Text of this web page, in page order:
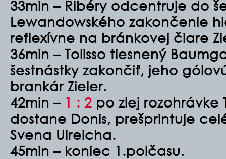
33min – Ribéry odcentruje do
Lewandowského zakončenie
reflexívne na bránkovej čiare
36min – Tolisso tiesnený
šestnástky zakončiť, jeho
brankár Zieler.
42min – 1 : 2 po zlej rozohrávke
dostane Donis, prešprintuje
Svena Ulreicha.
45min – koniec 1.polčasu.